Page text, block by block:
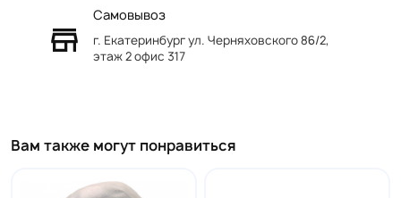
Самовывоз
г. Екатеринбург ул. Черняховского 86/2,
этаж 2 офис 317
Вам также могут понравиться